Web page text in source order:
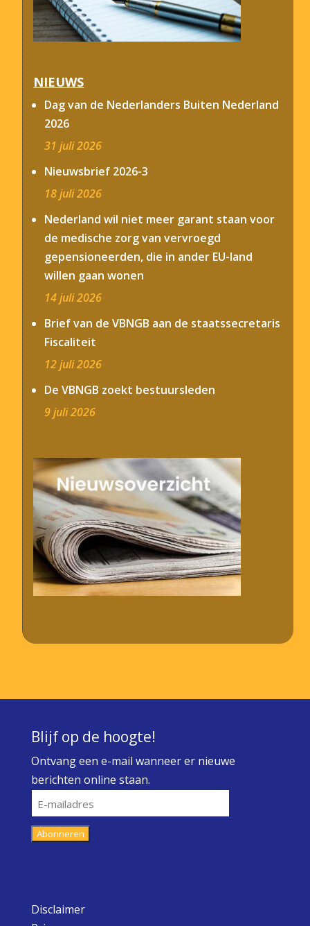
NIEUWS
Dag van de Nederlanders Buiten Nederland
2026
31 juli 2026
Nieuwsbrief 2026-3
18 juli 2026
Nederland wil niet meer garant staan voor
de medische zorg van vervroegd
gepensioneerden, die in ander EU-land
willen gaan wonen
14 juli 2026
Brief van de VBNGB aan de staatssecretaris
Fiscaliteit
12 juli 2026
De VBNGB zoekt bestuursleden
9 juli 2026
Blijf op de hoogte!
Ontvang een e-mail wanneer er nieuwe
berichten online staan.
E-
mailadres
Abonneren
Disclaimer